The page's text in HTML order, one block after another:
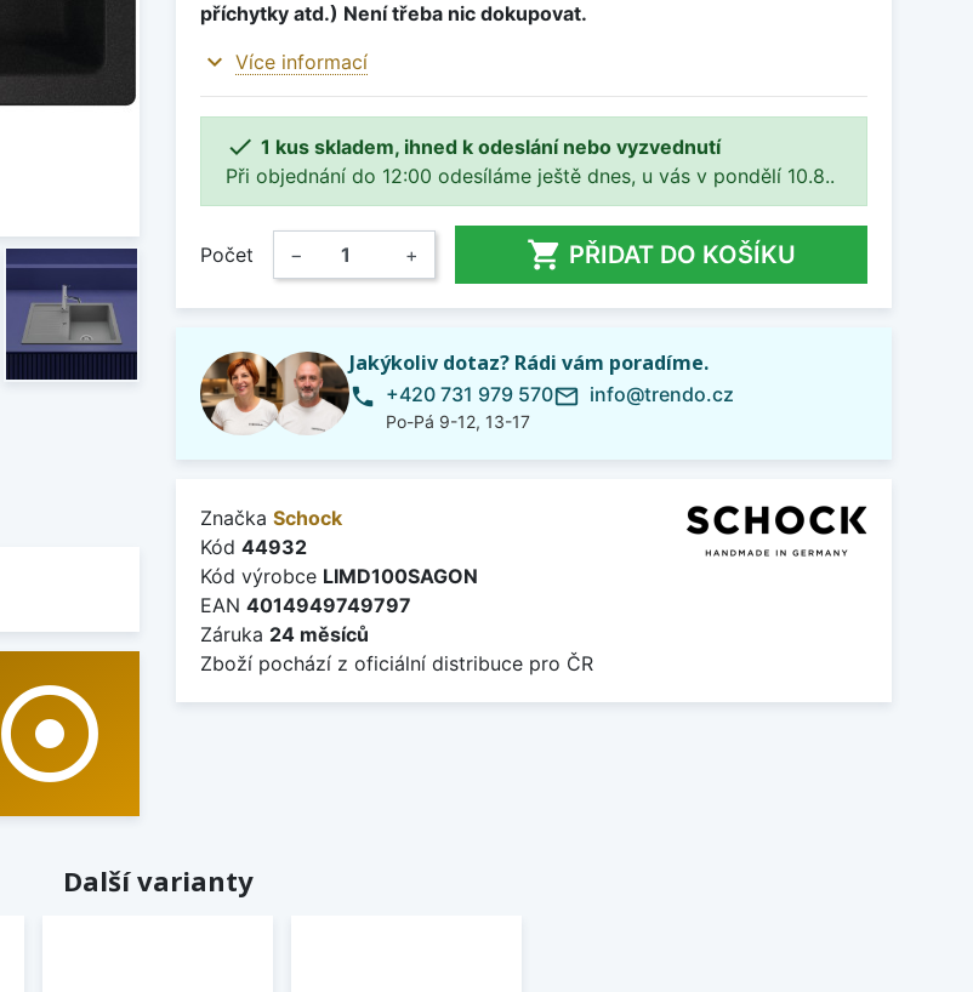
adjust
příchytky atd.) Není třeba nic dokupovat.
expand_more Více informací
 1 kus skladem, ihned k odeslání nebo vyzvednutí
Při objednání do 12:00 odesíláme ještě dnes, u vás v pondělí 10.8..
Počet − +  PŘIDAT DO KOŠÍKU
Jakýkoliv dotaz? Rádi vám poradíme.
phone +420 731 979 570
Po-Pá 9-12, 13-17
mail_outline info@trendo.cz
Značka Schock
Kód 44932
Kód výrobce LIMD100SAGON
EAN 4014949749797
Záruka 24 měsíců
Zboží pochází z oficiální distribuce pro ČR
Další varianty